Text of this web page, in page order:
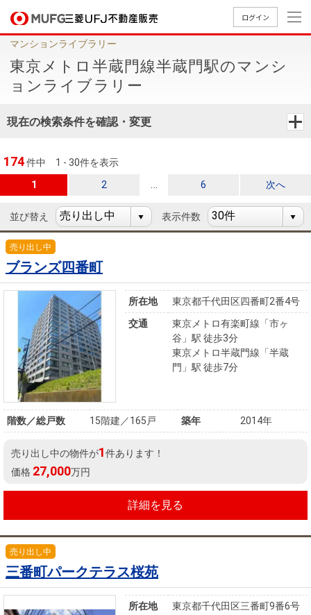
ログイン
買いたいTOP
中古
ショ
ンを
探す
新
一戸
建て
を探
す
投
資
用
物
件
を
探
す
事業
用物
探す
購入向け
サービス
住宅ロー
レーショ
ン
住まい1プ
ラム）
売りたいTOP
無
査
定
売
談
AI
売却
時手
取り
金額
試算
売却向け
サービス
周辺相場
ラム）
住まいと
暮らしの
税金の本
（電子ブ
ド
店舗案内TOP
店舗のご
案内（首
都圏）
店舗のご
店舗のご
会社情報TOP
ごあいさ
つ
会社概
MUFG
経営ビジ
ョン
組織図
覧
沿革
本社地
ニュース
リリース
会社案内
（電子ブ
ック版）
採用情報TOP
新卒採用
情報
キャリア
買いたい
売りたい
会社情報
採用情報
法人のお客さま
提携企業にお勤めの方
会員ページ
マンションライブラリー
東京メトロ半蔵門線半蔵門駅のマンシ
ョンライブラリー
現在の検索条件を確認・変更
174件中
1 - 30件を表示
1
2 … 6 次へ
並び替え 表示件数
ブランズ四番町
売り出し中
所在地
東京都千代田区四番町2番4号
交通
東京メトロ有楽町線「市ヶ
谷」駅 徒歩3分
東京メトロ半蔵門線「半蔵
門」駅 徒歩7分
階数／総戸数 15階建／165戸 築年 2014年
売り出し中の物件が1件あります！
価格 27,000万円
詳細を見る
三番町パークテラス桜苑
売り出し中
所在地
東京都千代田区三番町9番6号